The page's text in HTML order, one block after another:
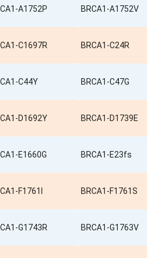
A1752P BRCA1-A1752V
C1697R BRCA1-C24R
C44Y BRCA1-C47G
D1692Y BRCA1-D1739E
E1660G BRCA1-E23fs
F1761I BRCA1-F1761S
G1743R BRCA1-G1763V